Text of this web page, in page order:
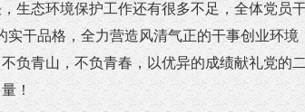
生态环境保护工作还有很多不足，全体党员
实干品格，全力营造风清气正的干事创业环
负青山，不负青春，以优异的成绩献礼党的
！